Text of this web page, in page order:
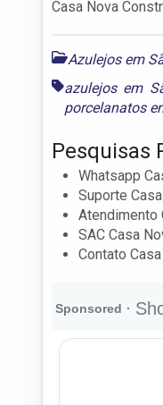
Casa Nova
Azulejos em
azulejos em
porcelanatos
Pesquisas
Whatsapp
Suporte
Atendimento
SAC Casa
Contato